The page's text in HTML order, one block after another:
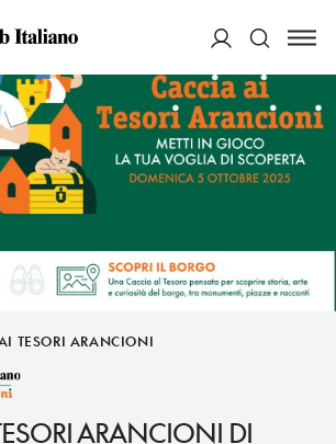
Cerca
TESORI ARANCIONI
ARANCIONI DI